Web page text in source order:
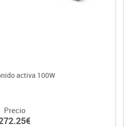
activa 100W
Precio